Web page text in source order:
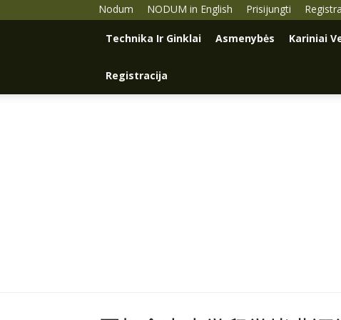
Nodum NODUM in English Prisijungti
Technika Ir Ginklai Asmenybės Kariniai
Registracija